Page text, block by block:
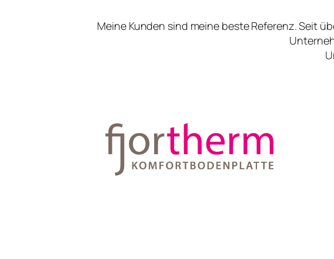
Meine Kunden sind meine beste Referenz. Seit